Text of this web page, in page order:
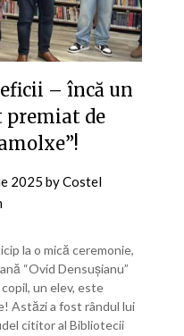
– încă un
de
2025 byCostel
la o mică ceremonie,
“Ovid Densușianu”
un elev, este
Astăzi a fost rândul lui
cititor al Bibliotecii